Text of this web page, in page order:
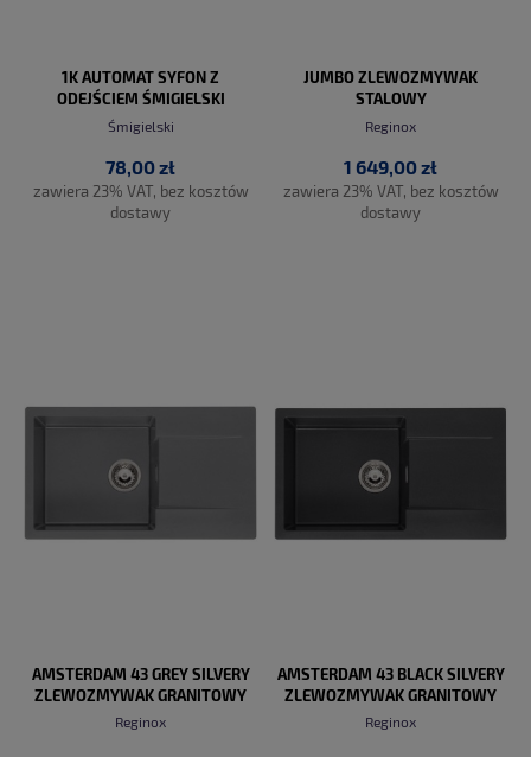
1K AUTOMAT SYFON Z
ODEJŚCIEM ŚMIGIELSKI
Śmigielski
78,00 zł
zawiera 23% VAT, bez kosztów
dostawy
JUMBO ZLEWOZMYWAK
STALOWY
Reginox
1 649,00 zł
zawiera 23% VAT, bez kosztów
dostawy
AMSTERDAM 43 GREY SILVERY
ZLEWOZMYWAK GRANITOWY
Reginox
AMSTERDAM 43 BLACK SILVERY
ZLEWOZMYWAK GRANITOWY
Reginox